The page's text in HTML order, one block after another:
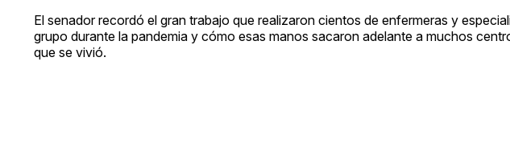
El senador recordó el gran trabajo que realizaron cientos de enfermeras y
grupo durante la pandemia y cómo esas manos sacaron adelante a muchos
que se vivió.